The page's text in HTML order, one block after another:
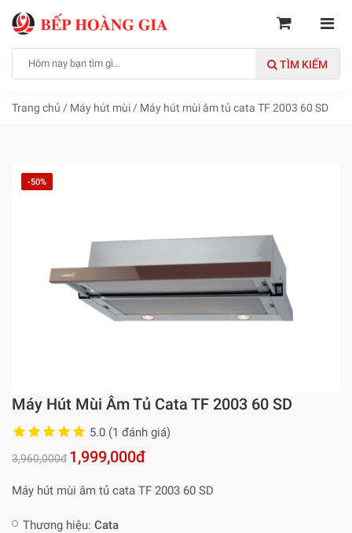
TÌM KIẾM
Trang chủ / Máy hút mùi / Máy hút mùi âm tủ cata TF 2003 60 SD
-50%
Máy Hút Mùi Âm Tủ Cata TF 2003 60 SD
5.0 (1 đánh giá)
3,960,000đ 1,999,000đ
Máy hút mùi âm tủ cata TF 2003 60 SD
Thương hiệu: Cata